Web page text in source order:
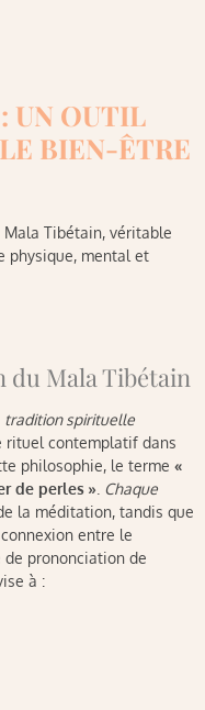
UN OUTIL
BIEN-ÊTRE
Mala Tibétain, véritable
physique, mental et
Mala Tibétain
tradition spirituelle
rituel contemplatif dans
philosophie, le terme «
de perles » Chaque
la méditation, tandis que
entre le
de prononciation de
à :